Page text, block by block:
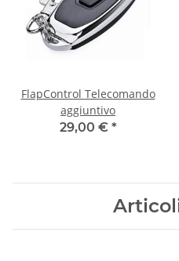
FlapControl Telecomando
aggiuntivo
29,00 € *